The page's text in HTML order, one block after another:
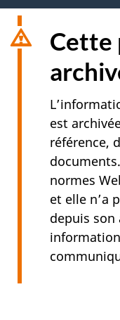
Cette
est
référence,
normes
et elle n’a
depuis